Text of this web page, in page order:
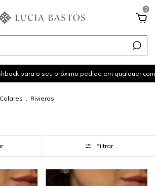
0
o seu próximo pedido em qualquer compra!
Colares . Rivieras
Filtrar